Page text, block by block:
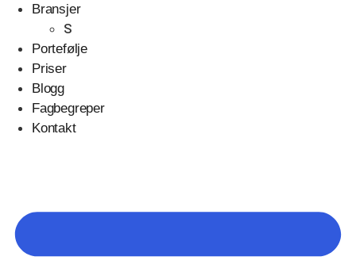
Bransjer
S
Portefølje
Priser
Blogg
Fagbegreper
Kontakt